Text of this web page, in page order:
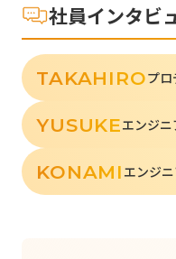
社員インタビ
TAKAHIROプ
YUSUKEエンジニ
KONAMI エンジ